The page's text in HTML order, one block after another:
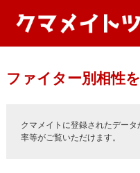
ファイター別相性
クマメイトに登録されたデー
率等がご覧いただけます。